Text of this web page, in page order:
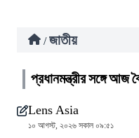
/ জাতীয়
প্রধানমন্ত্রীর সঙ্গে আজ
Lens Asia
১০ আগস্ট, ২০২৬ সকাল ০৯:৫১